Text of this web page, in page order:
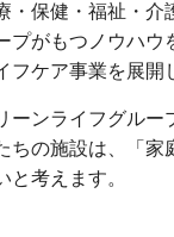
・保健・福祉・介
プがもつノウハウ
フケア事業を展開
ーンライフグルー
ちの施設は、「家
と考えます。